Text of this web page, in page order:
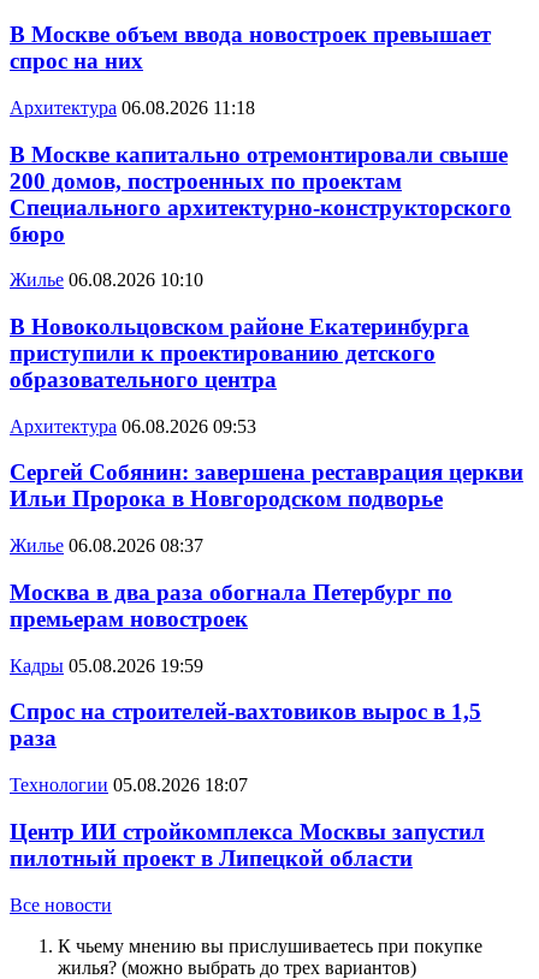
В Москве объем ввода новостроек превышает
спрос на них
Архитектура 06.08.2026 11:18
В Москве капитально отремонтировали свыше
200 домов, построенных по проектам
Специального архитектурно-конструкторского
бюро
Жилье 06.08.2026 10:10
В Новокольцовском районе Екатеринбурга
приступили к проектированию детского
образовательного центра
Архитектура 06.08.2026 09:53
Сергей Собянин: завершена реставрация церкви
Ильи Пророка в Новгородском подворье
Жилье 06.08.2026 08:37
Москва в два раза обогнала Петербург по
премьерам новостроек
Кадры 05.08.2026 19:59
Спрос на строителей-вахтовиков вырос в 1,5
раза
Технологии 05.08.2026 18:07
Центр ИИ стройкомплекса Москвы запустил
пилотный проект в Липецкой области
Все новости
К чьему мнению вы прислушиваетесь при покупке
жилья? (можно выбрать до трех вариантов)